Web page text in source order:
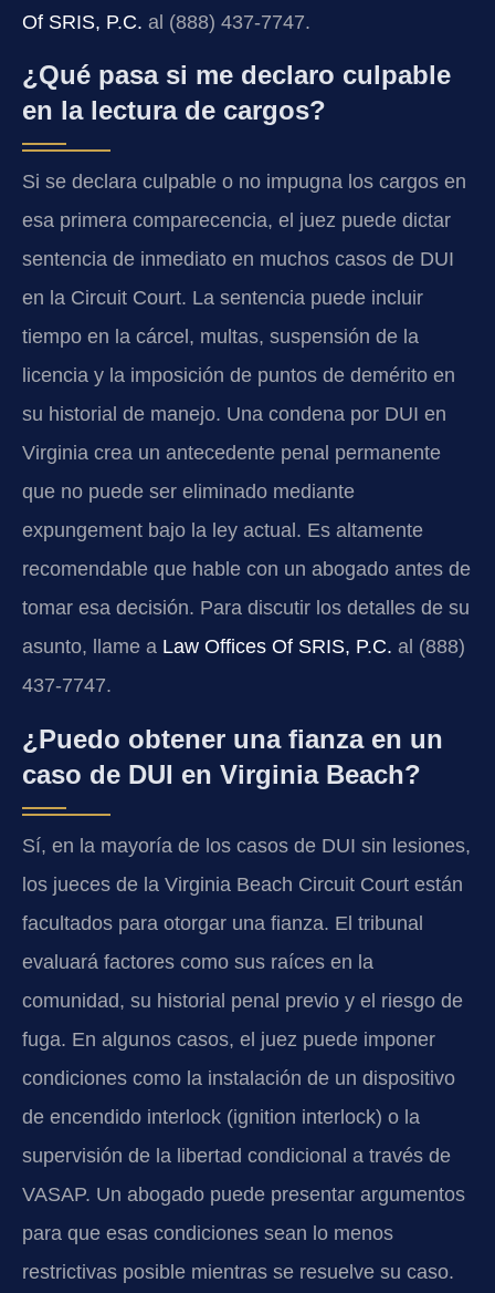
Of SRIS, P.C. al (888) 437-7747.
¿Qué pasa si me declaro culpable
en la lectura de cargos?
Si se declara culpable o no impugna los cargos en
esa primera comparecencia, el juez puede dictar
sentencia de inmediato en muchos casos de DUI
en la Circuit Court. La sentencia puede incluir
tiempo en la cárcel, multas, suspensión de la
licencia y la imposición de puntos de demérito en
su historial de manejo. Una condena por DUI en
Virginia crea un antecedente penal permanente
que no puede ser eliminado mediante
expungement bajo la ley actual. Es altamente
recomendable que hable con un abogado antes de
tomar esa decisión. Para discutir los detalles de su
asunto, llame a Law Offices Of SRIS, P.C. al (888)
437-7747.
¿Puedo obtener una fianza en un
caso de DUI en Virginia Beach?
Sí, en la mayoría de los casos de DUI sin lesiones,
los jueces de la Virginia Beach Circuit Court están
facultados para otorgar una fianza. El tribunal
evaluará factores como sus raíces en la
comunidad, su historial penal previo y el riesgo de
fuga. En algunos casos, el juez puede imponer
condiciones como la instalación de un dispositivo
de encendido interlock (ignition interlock) o la
supervisión de la libertad condicional a través de
VASAP. Un abogado puede presentar argumentos
para que esas condiciones sean lo menos
restrictivas posible mientras se resuelve su caso.